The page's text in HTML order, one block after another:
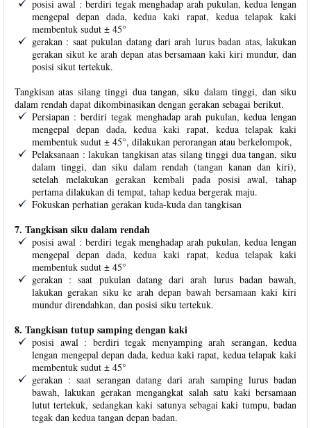
posisi awal : berdiri tegak menghadap arah pukulan, kedua lengan
mengepal depan dada, kedua kaki rapat, kedua telapak kaki
membentuk sudut ± 45°
gerakan : saat pukulan datang dari arah lurus badan atas, lakukan
gerakan sikut ke arah depan atas bersamaan kaki kiri mundur, dan
posisi sikut tertekuk.
Tangkisan atas silang tinggi dua tangan, siku dalam tinggi, dan siku
dalam rendah dapat dikombinasikan dengan gerakan sebagai berikut.
Persiapan : berdiri tegak menghadap arah pukulan, kedua lengan
mengepal depan dada, kedua kaki rapat, kedua telapak kaki
membentuk sudut ± 45°, dilakukan perorangan atau berkelompok,
Pelaksanaan : lakukan tangkisan atas silang tinggi dua tangan, siku
dalam tinggi, dan siku dalam rendah (tangan kanan dan kiri),
setelah melakukan gerakan kembali pada posisi awal, tahap
pertama dilakukan di tempat, tahap kedua bergerak maju.
Fokuskan perhatian gerakan kuda-kuda dan tangkisan
7. Tangkisan siku dalam rendah
posisi awal : berdiri tegak menghadap arah pukulan, kedua lengan
mengepal depan dada, kedua kaki rapat, kedua telapak kaki
membentuk sudut ± 45°
gerakan : saat pukulan datang dari arah lurus badan bawah,
lakukan gerakan siku ke arah depan bawah bersamaan kaki kiri
mundur direndahkan, dan posisi siku tertekuk.
8. Tangkisan tutup samping dengan kaki
posisi awal : berdiri tegak menyamping arah serangan, kedua
lengan mengepal depan dada, kedua kaki rapat, kedua telapak kaki
membentuk sudut ± 45°
gerakan : saat serangan datang dari arah samping lurus badan
bawah, lakukan gerakan mengangkat salah satu kaki bersamaan
lutut tertekuk, sedangkan kaki satunya sebagai kaki tumpu, badan
tegak dan kedua tangan depan badan.